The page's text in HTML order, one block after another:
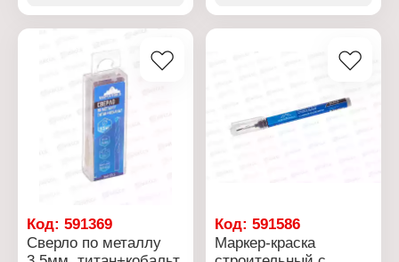
Рабочая длина: 60 мм
Форма хвостовика:
цилиндрический
Угол заточки: 118
Рабочая длина: 55 мм
Угол заточки: 118
градусов
Код: 591369
Сверло по металлу
Код:591586
Маркер-краска